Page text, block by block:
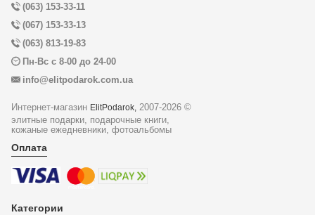
(063) 153-33-11
(067) 153-33-13
(063) 813-19-83
Пн-Вс с 8-00 до 24-00
info@elitpodarok.com.ua
Интернет-магазин ElitPodarok,
2007-2026 ©
элитные подарки, подарочные книги,
кожаные ежедневники, фотоальбомы
Оплата
Категории